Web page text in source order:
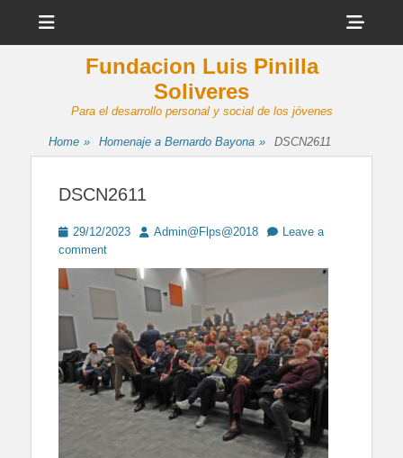
Fundacion Luis Pinilla
Soliveres
Para el desarrollo personal y social de los jóvenes
Home » Homenaje a Bernardo Bayona » DSCN2611
DSCN2611
Posted
on
29/12/2023 Author
Admin@Flps@2018
Leave a
comment